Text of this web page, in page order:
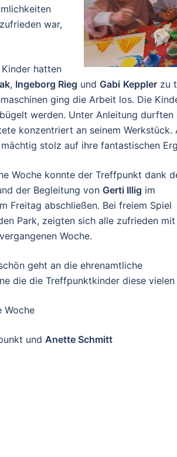
war,
hatten
, Ingeborg Rieg und Gabi Keppler zu
ging die Arbeit los. Die
werden. Unter Anleitung
konzentriert an seinem
stolz auf ihre fantastischen
Woche konnte der Treffpunkt dank
der Begleitung von Gerti Illig im
Freitag abschließen. Bei freiem Spiel
Park, zeigten sich alle zufrieden mit
Woche.
geht an die ehrenamtliche
die die Treffpunktkinder diese
Woche
und Anette Schmitt